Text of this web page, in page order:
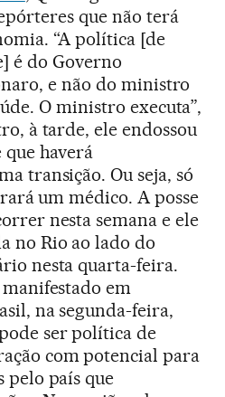
que não terá
“A política [de
é do Governo
e não do ministro
O ministro executa”,
à tarde, ele endossou
que haverá
transição. Ou seja, só
um médico. A posse
nesta semana e ele
no Rio ao lado do
nesta quarta-feira.
em
na segunda-feira,
ser política de
com potencial para
país que